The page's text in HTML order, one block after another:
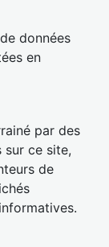
données
en
par des
ce site,
de